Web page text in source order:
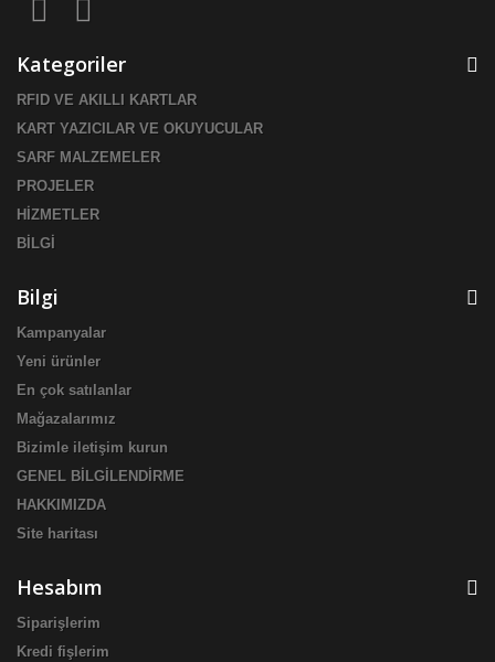
Kategoriler
RFID VE AKILLI KARTLAR
KART YAZICILAR VE OKUYUCULAR
SARF MALZEMELER
PROJELER
HİZMETLER
BİLGİ
Bilgi
Kampanyalar
Yeni ürünler
En çok satılanlar
Mağazalarımız
Bizimle iletişim kurun
GENEL BİLGİLENDİRME
HAKKIMIZDA
Site haritası
Hesabım
Siparişlerim
Kredi fişlerim